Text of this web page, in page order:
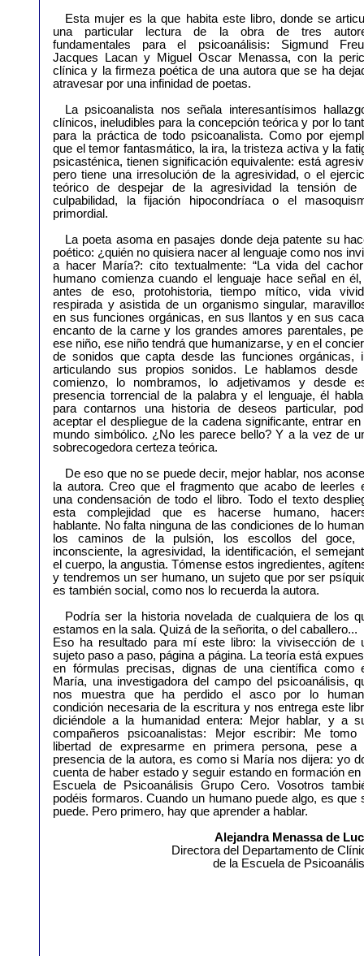
Esta mujer es la que habita este libro, donde se
una particular lectura de la obra de tres
fundamentales para el psicoanálisis: Sigmund
Jacques Lacan y Miguel Oscar Menassa, con la
clínica y la firmeza poética de una autora que se ha
atravesar por una infinidad de poetas.
La psicoanalista nos señala interesantísimos
clínicos, ineludibles para la concepción teórica y por lo
para la práctica de todo psicoanalista. Como por
que el temor fantasmático, la ira, la tristeza activa y la
psicasténica, tienen significación equivalente: está
pero tiene una irresolución de la agresividad, o el
teórico de despejar de la agresividad la tensión de
culpabilidad, la fijación hipocondríaca o el
primordial.
La poeta asoma en pasajes donde deja patente su
poético: ¿quién no quisiera nacer al lenguaje como nos
a hacer María?: cito textualmente: “La vida del
humano comienza cuando el lenguaje hace señal en
antes de eso, protohistoria, tiempo mítico, vida
respirada y asistida de un organismo singular,
en sus funciones orgánicas, en sus llantos y en sus
encanto de la carne y los grandes amores parentales,
ese niño, ese niño tendrá que humanizarse, y en el
de sonidos que capta desde las funciones orgánicas,
articulando sus propios sonidos. Le hablamos desde
comienzo, lo nombramos, lo adjetivamos y desde
presencia torrencial de la palabra y el lenguaje, él
para contarnos una historia de deseos particular,
aceptar el despliegue de la cadena significante, entrar en
mundo simbólico. ¿No les parece bello? Y a la vez de
sobrecogedora certeza teórica.
De eso que no se puede decir, mejor hablar, nos
la autora. Creo que el fragmento que acabo de leerles
una condensación de todo el libro. Todo el texto
esta complejidad que es hacerse humano,
hablante. No falta ninguna de las condiciones de lo
los caminos de la pulsión, los escollos del goce,
inconsciente, la agresividad, la identificación, el
el cuerpo, la angustia. Tómense estos ingredientes,
y tendremos un ser humano, un sujeto que por ser
es también social, como nos lo recuerda la autora.
Podría ser la historia novelada de cualquiera de los
estamos en la sala. Quizá de la señorita, o del caballero...
Eso ha resultado para mí este libro: la vivisección de
sujeto paso a paso, página a página. La teoría está
en fórmulas precisas, dignas de una científica como
María, una investigadora del campo del psicoanálisis,
nos muestra que ha perdido el asco por lo
condición necesaria de la escritura y nos entrega este
diciéndole a la humanidad entera: Mejor hablar, y a
compañeros psicoanalistas: Mejor escribir: Me tomo
libertad de expresarme en primera persona, pese a
presencia de la autora, es como si María nos dijera: yo
cuenta de haber estado y seguir estando en formación en
Escuela de Psicoanálisis Grupo Cero. Vosotros
podéis formaros. Cuando un humano puede algo, es que
puede. Pero primero, hay que aprender a hablar.
Alejandra Menassa de
Directora del Departamento de
de la Escuela de